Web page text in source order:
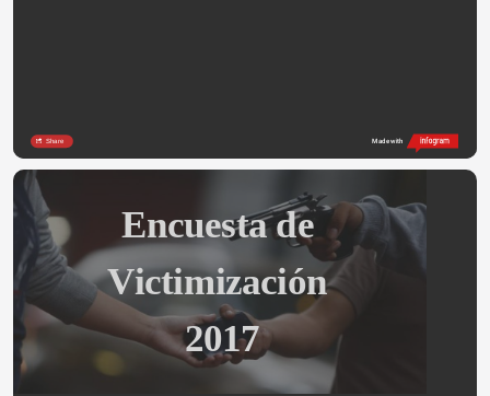
Share Made with
Encuesta de
Victimización
2017